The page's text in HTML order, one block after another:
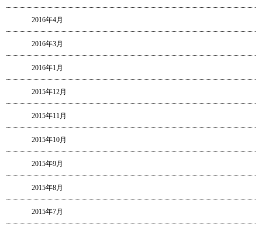
2016年4月
2016年3月
2016年1月
2015年12月
2015年11月
2015年10月
2015年9月
2015年8月
2015年7月